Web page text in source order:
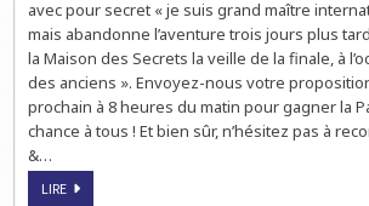
avec pour secret « je suis grand maître
mais abandonne l’aventure trois jours plus
la Maison des Secrets la veille de la finale, à
des anciens ». Envoyez-nous votre
prochain à 8 heures du matin pour gagner la
chance à tous ! Et bien sûr, n’hésitez pas à
&…
LIRESECRET